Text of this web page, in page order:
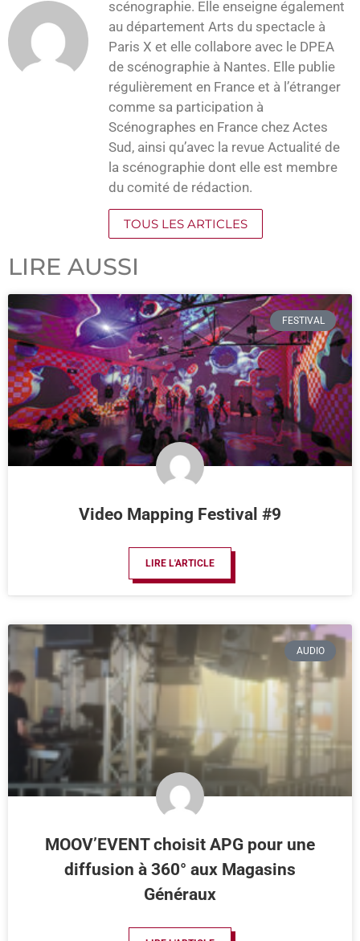
scénographie. Elle enseigne également
au département Arts du spectacle à
Paris X et elle collabore avec le DPEA
de scénographie à Nantes. Elle publie
régulièrement en France et à l’étranger
comme sa participation à
Scénographes en France chez Actes
Sud, ainsi qu’avec la revue Actualité de
la scénographie dont elle est membre
du comité de rédaction.
TOUS LES ARTICLES
LIRE AUSSI
FESTIVAL
Video Mapping Festival #9
LIRE L'ARTICLE
AUDIO
MOOV’EVENT choisit APG pour une
diffusion à 360° aux Magasins
Généraux